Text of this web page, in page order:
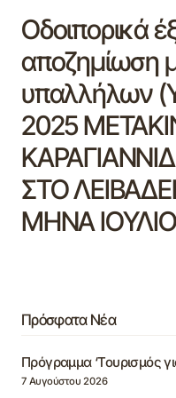
Οδοιπορικά
αποζημίωση
υπαλλήλων
2025
ΣΤΟ
ΜΗΝΑ
Πρόσφατα Νέα
Πρόγραμμα ‘Τουρισμός
7 Αυγούστου 2026